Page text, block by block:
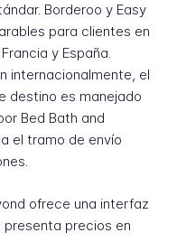
Borderoo y Easy
para clientes en
y España.
internacionalmente, el
destino es manejado
Bed Bath and
el tramo de envío
ofrece una interfaz
precios en